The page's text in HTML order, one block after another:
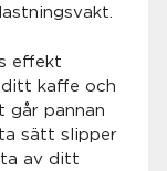
effekt
kaffe och
pannan
sätt slipper
av ditt